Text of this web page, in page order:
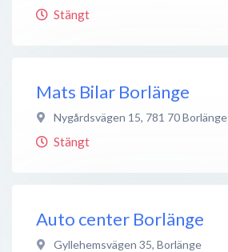
Stängt
Mats Bilar Borlänge
Nygårdsvägen 15, 781 70Borlänge
Stängt
Auto center Borlänge
Gyllehemsvägen 35, Borlänge